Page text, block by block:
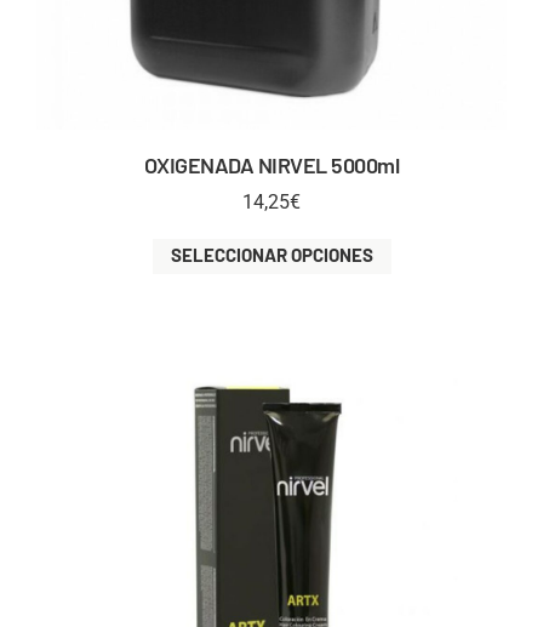
OXIGENADA NIRVEL 5000ml
14,25€
SELECCIONAR OPCIONES